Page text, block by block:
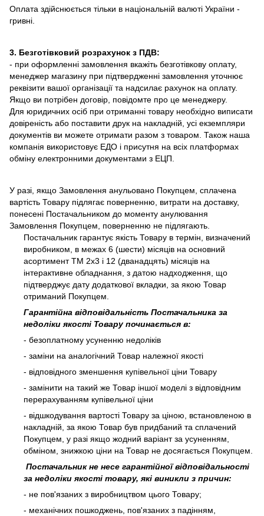
Оплата здійснюється тільки в національній валюті України -
гривні.
3. Безготівковий розрахунок з ПДВ:
- при оформленні замовлення вкажіть безготівкову оплату,
менеджер магазину при підтвердженні замовлення уточнює
реквізити вашої організації та надсилає рахунок на оплату.
Якщо ви потрібен договір, повідомте про це менеджеру.
Для юридичних осіб при отриманні товару необхідно виписати
довіреність або поставити друк на накладній, усі екземпляри
документів ви можете отримати разом з товаром. Також наша
компанія використовує ЕДО і присутня на всіх платформах
обміну електронними документами з ЕЦП.
У разі, якщо Замовлення анульовано Покупцем, сплачена
вартість Товару підлягає поверненню, витрати на доставку,
понесені Постачальником до моменту анулювання
Замовлення Покупцем, поверненню не підлягають.
Постачальник гарантує якість Товару в термін, визначений
виробником, в межах 6 (шести) місяців на основний
асортимент ТМ 2х3 і 12 (дванадцять) місяців на
інтерактивне обладнання, з датою надходження, що
підтверджує дату додаткової вкладки, за якою Товар
отриманий Покупцем.
Гарантійна відповідальність Постачальника за
недоліки якості Товару починається в:
- безоплатному усуненню недоліків
- заміни на аналогічний Товар належної якості
- відповідного зменшення купівельної ціни Товару
- замінити на такий же Товар іншої моделі з відповідним
перерахуванням купівельної ціни
- відшкодування вартості Товару за ціною, встановленою в
накладній, за якою Товар був придбаний та сплачений
Покупцем, у разі якщо жодний варіант за усуненням,
обміном, знижкою ціни на Товар не досягається Покупцем.
Постачальник не несе гарантійної відповідальності
за недоліки якості товару, які виникли з причин:
- не пов'язаних з виробництвом цього Товару;
- механічних пошкоджень, пов'язаних з падінням,